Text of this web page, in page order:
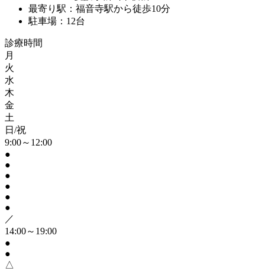
最寄り駅：福音寺駅から徒歩10分
駐車場：12台
診療時間
月
火
水
木
金
土
日/祝
9:00～12:00
●
●
●
●
●
●
／
14:00～19:00
●
●
△